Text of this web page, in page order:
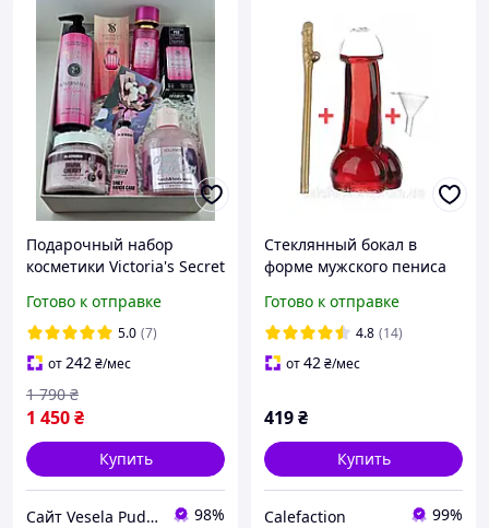
Подарочный набор
косметики Victoria's Secret
Готово к отправке
5.0 (7)
от242₴/мес
1 450₴
1 790 ₴
Купить
Сайт Vesela Pudra 98%
Стеклянный бокал в
форме мужского пениса
лейка в подарок
Готово к отправке
4.8 (14)
от42₴/мес
419₴
Купить
Calefaction 99%